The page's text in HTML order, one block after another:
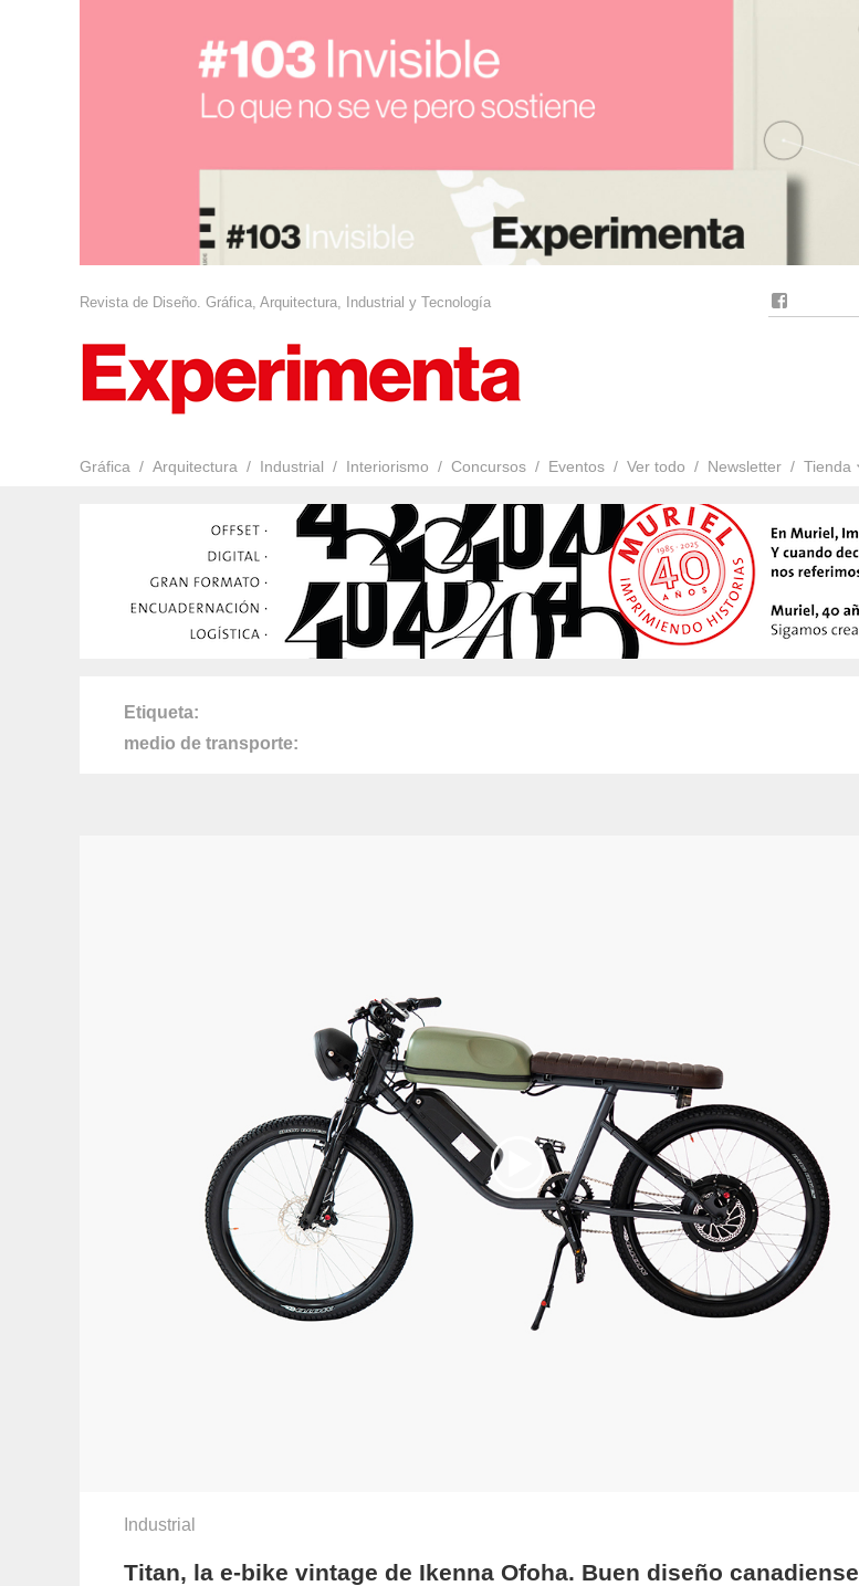
Revista de Diseño. Gráfica, Arquitectura, Industrial y Tecnología
Gráfica Arquitectura Industrial Interiorismo Concursos Eventos Ver todo Newsletter Tienda
Etiqueta
medio de transporte
Industrial
Titan, la e-bike vintage de Ikenna Ofoha. Buen diseño canadiense